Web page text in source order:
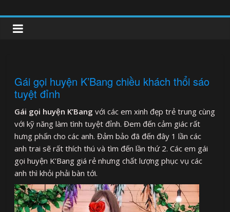
to
content
clipnonglive.com
Gái gọi huyện K’Bang chiều khách thổi sáo
tuyệt đỉnh
Gái gọi huyện K’Bang với các em xinh đẹp trẻ trung cùng
với kỹ năng làm tình tuyệt đỉnh. Đem đến cảm giác rất
hưng phấn cho các anh. Đảm bảo đã đến đây 1 lần các
anh trai sẽ rất thích thú và tìm đến lần thứ 2. Các em gái
gọi huyện K’Bang giá rẻ nhưng chất lượng phục vụ các
anh thì khỏi phải bàn tới.